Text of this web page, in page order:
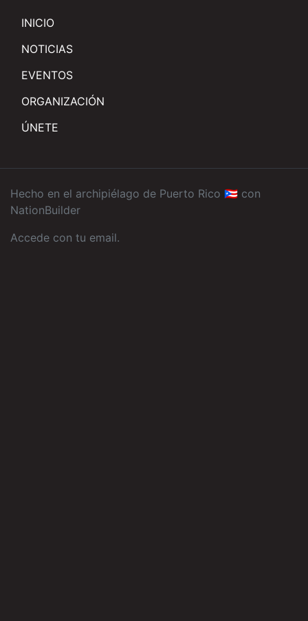
INICIO
NOTICIAS
EVENTOS
ORGANIZACIÓN
ÚNETE
Hecho en el archipiélago de Puerto Rico 🇵🇷 con
NationBuilder
Accede con tu email.